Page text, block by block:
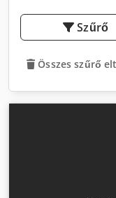
Szűrő
Összes szűrő